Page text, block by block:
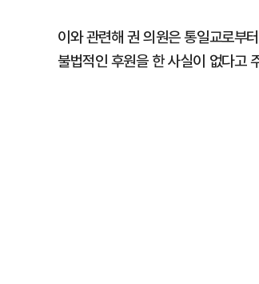
이와 관련해 권 의원은 통일교로부
불법적인 후원을 한 사실이 없다고